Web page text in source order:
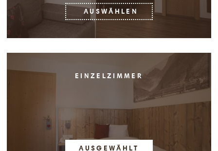
AUSWÄHLEN
EINZELZIMMER
AUSWÄHLEN